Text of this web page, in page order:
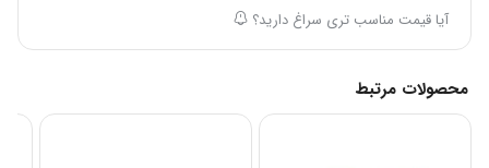
آیا قیمت مناسب تری سراغ دارید؟
محصولات مرتبط